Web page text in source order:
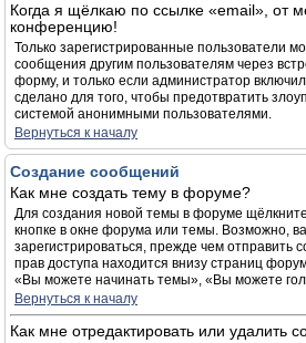
Когда я щёлкаю по ссылке «email», от
конференцию!
Только зарегистрированные пользователи
сообщения другим пользователям через
форму, и только если администратор
сделано для того, чтобы предотвратить
системой анонимными пользователями.
Вернуться к началу
Создание сообщений
Как мне создать тему в форуме?
Для создания новой темы в форуме
кнопке в окне форума или темы. Возможно,
зарегистрироваться, прежде чем
прав доступа находится внизу страниц
«Вы можете начинать темы», «Вы можете
Вернуться к началу
Как мне отредактировать или удалить